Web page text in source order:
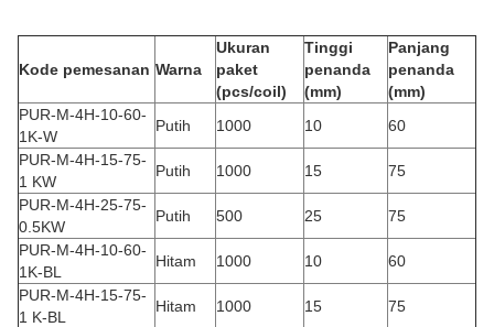
Kode pemesanan Warna
Ukuran
paket
(pcs/coil)
Tinggi
penanda
(mm)
Panjang
penanda
(mm)
PUR-M-4H-10-60-
1K-W
Putih 1000 10
60
PUR-M-4H-15-75-
1 KW
Putih 1000 15
75
PUR-M-4H-25-75-
0.5KW
Putih 500 25
75
PUR-M-4H-10-60-
1K-BL
Hitam 1000 10
60
PUR-M-4H-15-75-
1 K-BL
Hitam 1000 15
75